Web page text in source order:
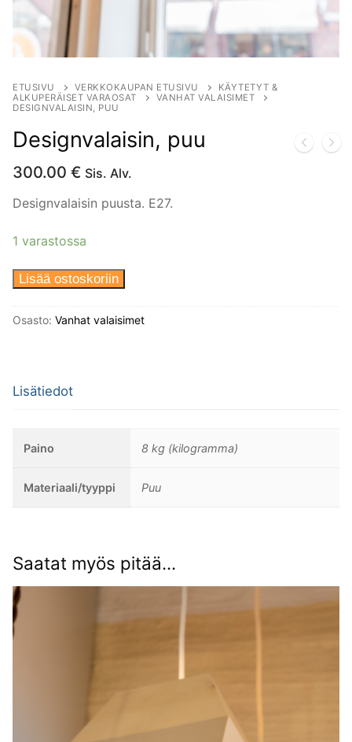
ETUSIVU VERKKOKAUPAN ETUSIVU
KÄYTETYT &
ALKUPERÄISET VARAOSAT
VANHAT VALAISIMET
DESIGNVALAISIN, PUU
Designvalaisin, puu
300.00 € Sis. Alv.
Designvalaisin puusta. E27.
1 varastossa
Designvalaisin,
määrä
Lisää ostoskoriin
Osasto: Vanhat valaisimet
Lisätiedot
Paino 8 kg (kilogramma)
Materiaali/tyyppi Puu
Saatat myös pitää...